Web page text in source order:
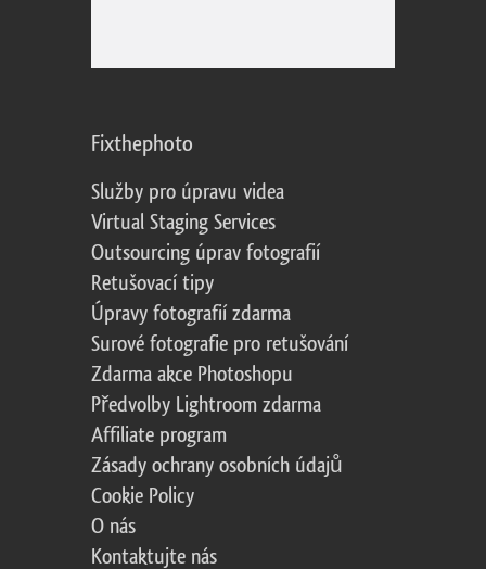
Fixthephoto
Služby pro úpravu videa
Virtual Staging Services
Outsourcing úprav fotografií
Retušovací tipy
Úpravy fotografií zdarma
Surové fotografie pro retušování
Zdarma akce Photoshopu
Předvolby Lightroom zdarma
Affiliate program
Zásady ochrany osobních údajů
Cookie Policy
O nás
Kontaktujte nás